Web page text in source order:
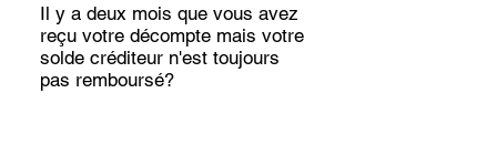
Il y a deux mois que vous avez
reçu votre décompte mais votre
solde créditeur n'est toujours
pas remboursé?